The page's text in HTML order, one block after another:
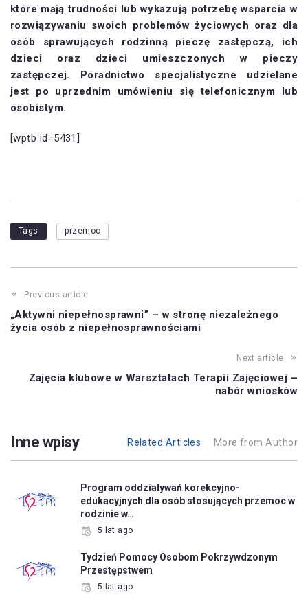
które mają trudności lub wykazują potrzebę wsparcia w
rozwiązywaniu swoich problemów życiowych oraz dla
osób sprawujących rodzinną pieczę zastępczą, ich
dzieci oraz dzieci umieszczonych w pieczy
zastępczej. Poradnictwo specjalistyczne udzielane
jest po uprzednim umówieniu się telefonicznym lub
osobistym.
[wptb id=5431]
Tags przemoc
Previous article
„Aktywni niepełnosprawni” – w stronę niezależnego
życia osób z niepełnosprawnościami
Next article
Zajęcia klubowe w Warsztatach Terapii Zajęciowej –
nabór wniosków
Inne wpisy Related Articles More from Author
Program oddziaływań korekcyjno-
edukacyjnych dla osób stosujących przemoc w
rodzinie w…
5 lat ago
Tydzień Pomocy Osobom Pokrzywdzonym
Przestępstwem
5 lat ago